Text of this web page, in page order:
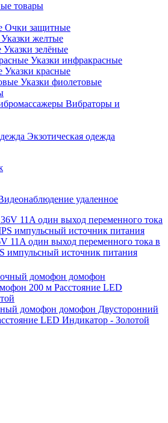
товары
Очки защитные
Указки желтые
Указки зелёные
Указки инфракрасные
Указки красные
Указки фиолетовые
Вибраторы и
Экзотическая одежда
11A один выход переменного тока в
импульсный источник питания
домофон домофон Двусторонний
LED Индикатор - Золотой